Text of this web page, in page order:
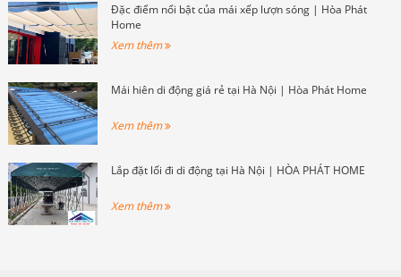
Đặc điểm nổi bật của mái xếp lượn sóng | Hòa Phát
Home
Xem thêm
Mái hiên di động giá rẻ tại Hà Nội | Hòa Phát Home
Xem thêm
Lắp đặt lối đi di động tại Hà Nội | HÒA PHÁT HOME
Xem thêm